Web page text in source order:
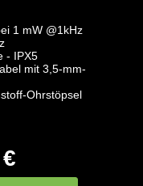
1 mW @1kHz
- IPX5
mit 3,5-mm-
Ohrstöpsel